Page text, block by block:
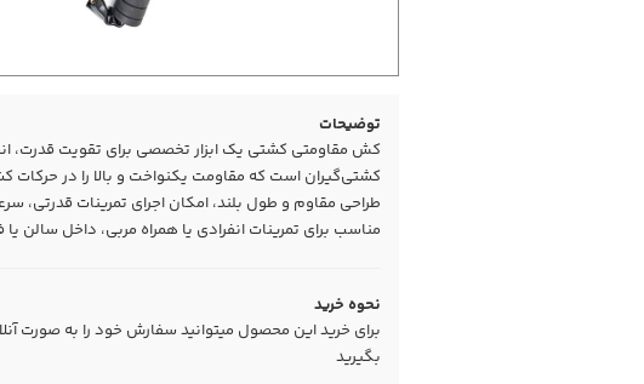
توضیحات
کش مقاومتی کشتی یک ابزار تخصصی برای تقویت قدرت،
کشتی‌گیران است که مقاومت یکنواخت و بالا را در
طراحی مقاوم و طول بلند، امکان اجرای تمرینات قدرتی،
مناسب برای تمرینات انفرادی یا همراه مربی، داخل سالن یا
نحوه خرید
برای خرید این محصول میتوانید سفارش خود را به صورت
بگیرید